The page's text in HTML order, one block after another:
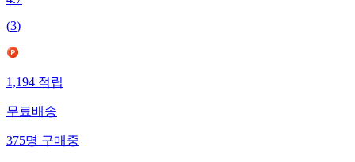
4.7
(3)
1,194적립
무료배송
375명구매중